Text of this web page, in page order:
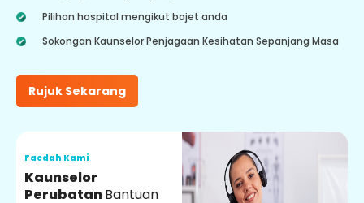
Pilihan hospital mengikut bajet anda
Sokongan Kaunselor Penjagaan Kesihatan Sepanjang Masa
Rujuk Sekarang
Faedah Kami
Kaunselor
PerubatanBantuan